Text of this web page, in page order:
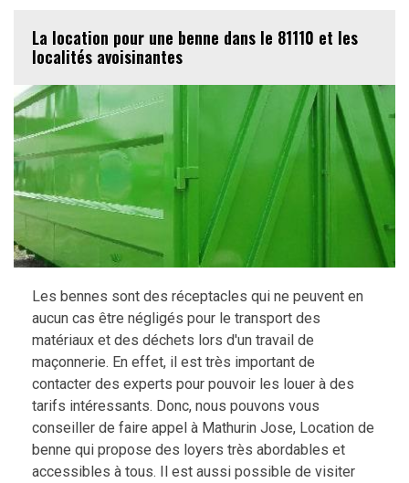
La location pour une benne dans le 81110 et les
localités avoisinantes
Les bennes sont des réceptacles qui ne peuvent en
aucun cas être négligés pour le transport des
matériaux et des déchets lors d'un travail de
maçonnerie. En effet, il est très important de
contacter des experts pour pouvoir les louer à des
tarifs intéressants. Donc, nous pouvons vous
conseiller de faire appel à Mathurin Jose, Location de
benne qui propose des loyers très abordables et
accessibles à tous. Il est aussi possible de visiter